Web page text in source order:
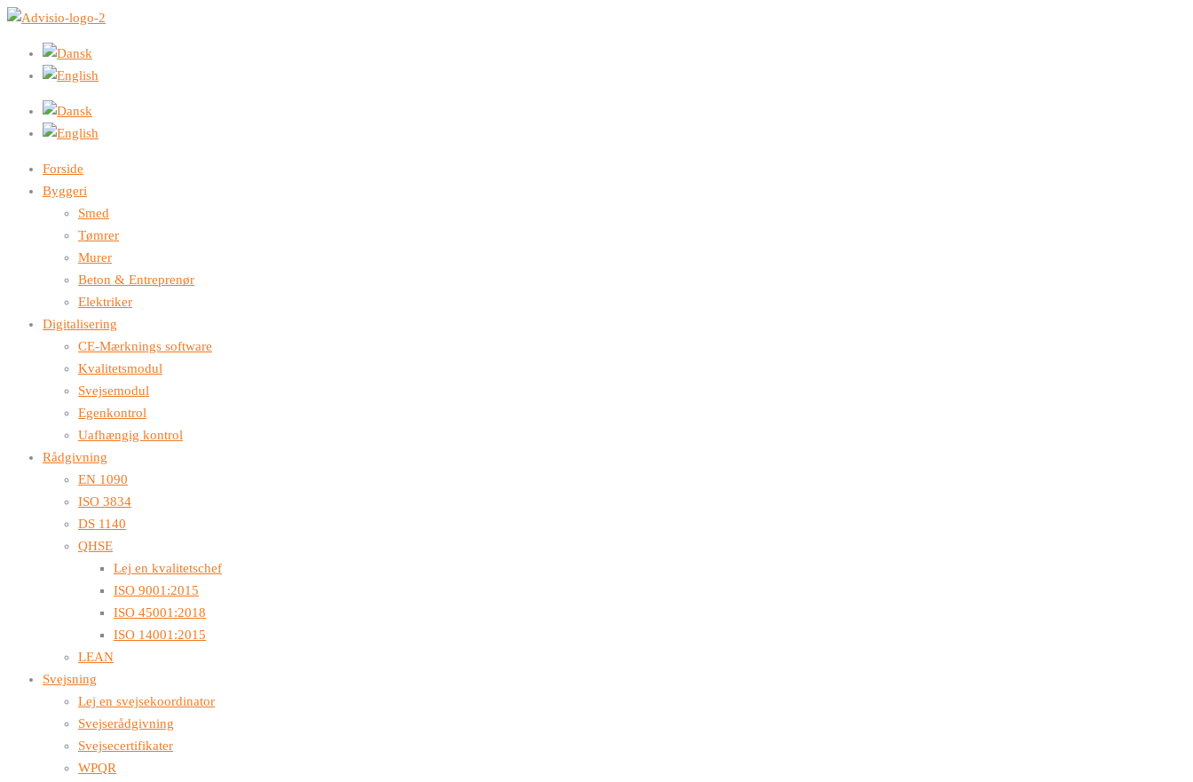
Forside
Byggeri
Smed
Tømrer
Murer
Beton & Entreprenør
Elektriker
Digitalisering
CE-Mærknings software
Kvalitetsmodul
Svejsemodul
Egenkontrol
Uafhængig kontrol
Rådgivning
EN 1090
ISO 3834
DS 1140
QHSE
Lej en kvalitetschef
ISO 9001:2015
ISO 45001:2018
ISO 14001:2015
LEAN
Svejsning
Lej en svejsekoordinator
Svejserådgivning
Svejsecertifikater
WPQR